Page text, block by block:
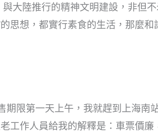
大陸推行的精神文明建設，非但
思想，都實行素食的生活，那麼和
限第一天上午，我就趕到上海南
工作人員給我的解釋是：車票價廉